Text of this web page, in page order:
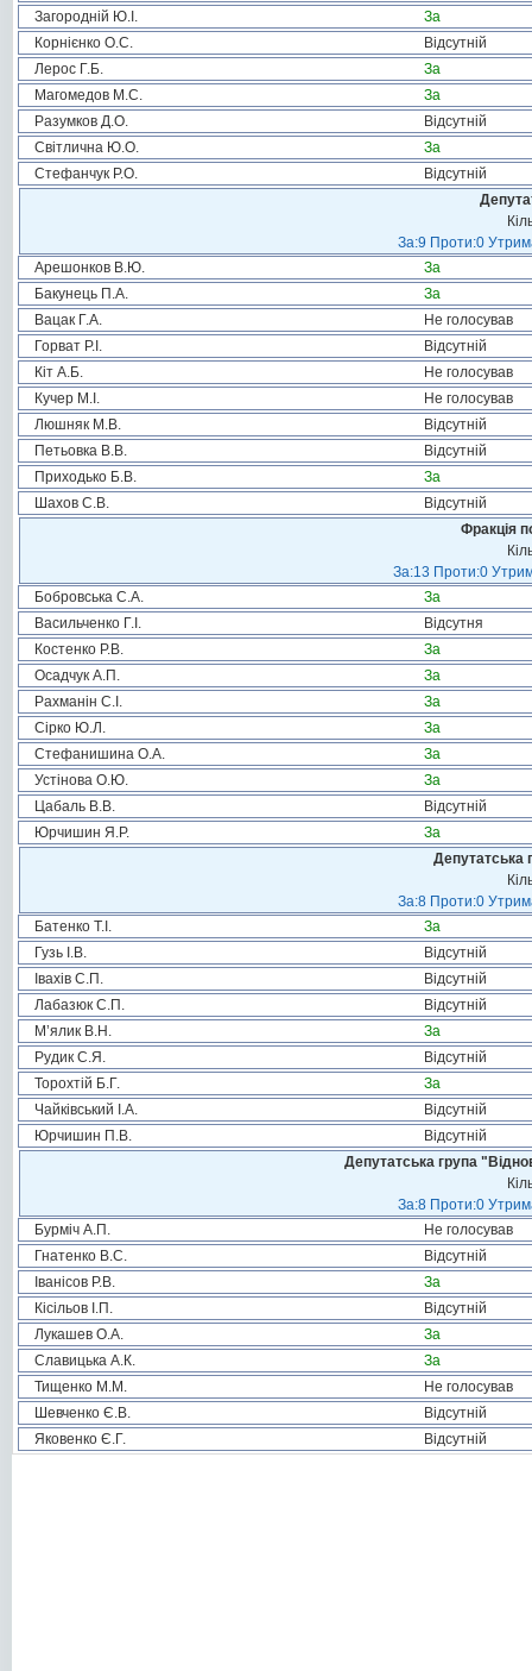
Загородній Ю.І.
За
Корнієнко О.С.
Відсутній
Лерос Г.Б.
За
Магомедов М.С.
За
Разумков Д.О.
Відсутній
Світлична Ю.О.
За
Стефанчук Р.О.
Відсутній
За:9 Проти:0
Арешонков В.Ю.
За
Бакунець П.А.
За
Вацак Г.А.
Не голосував
Горват Р.І.
Відсутній
Кіт А.Б.
Не голосував
Кучер М.І.
Не голосував
Люшняк М.В.
Відсутній
Петьовка В.В.
Відсутній
Приходько Б.В.
За
Шахов С.В.
Відсутній
Фракція
За:13 Проти:0
Бобровська С.А.
За
Васильченко Г.І.
Відсутня
Костенко Р.В.
За
Осадчук А.П.
За
Рахманін С.І.
За
Сірко Ю.Л.
За
Стефанишина О.А.
За
Устінова О.Ю.
За
Цабаль В.В.
Відсутній
Юрчишин Я.Р.
За
Депутатська
За:8 Проти:0
Батенко Т.І.
За
Гузь І.В.
Відсутній
Івахів С.П.
Відсутній
Лабазюк С.П.
Відсутній
М’ялик В.Н.
За
Рудик С.Я.
Відсутній
Торохтій Б.Г.
За
Чайківський І.А.
Відсутній
Юрчишин П.В.
Відсутній
Депутатська група
За:8 Проти:0
Бурміч А.П.
Не голосував
Гнатенко В.С.
Відсутній
Іванісов Р.В.
За
Кісільов І.П.
Відсутній
Лукашев О.А.
За
Славицька А.К.
За
Тищенко М.М.
Не голосував
Шевченко Є.В.
Відсутній
Яковенко Є.Г.
Відсутній